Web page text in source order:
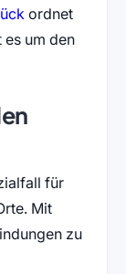
ordnet
um den
für
Mit
zu